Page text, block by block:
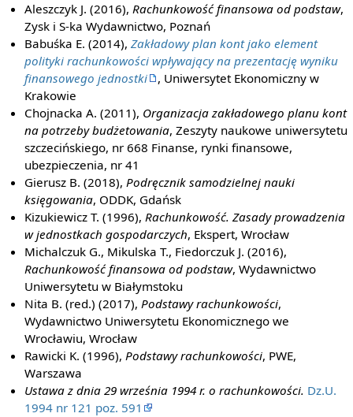
Aleszczyk J. (2016),Rachunkowość finansowa od podstaw,
Zysk i S-ka Wydawnictwo, Poznań
Babuśka E. (2014),Zakładowy plan kont jako element
polityki rachunkowości wpływający na prezentację wyniku
finansowego jednostki
, Uniwersytet Ekonomiczny w
Krakowie
Chojnacka A. (2011), Organizacja zakładowego planu kont
na potrzeby budżetowania, Zeszyty naukowe uniwersytetu
szczecińskiego, nr 668 Finanse, rynki finansowe,
ubezpieczenia, nr 41
Gierusz B. (2018),Podręcznik samodzielnej nauki
księgowania, ODDK, Gdańsk
Kizukiewicz T. (1996),Rachunkowość. Zasady prowadzenia
w jednostkach gospodarczych, Ekspert, Wrocław
Michalczuk G., Mikulska T., Fiedorczuk J. (2016),
Rachunkowość finansowa od podstaw, Wydawnictwo
Uniwersytetu w Białymstoku
Nita B. (red.) (2017),Podstawy rachunkowości,
Wydawnictwo Uniwersytetu Ekonomicznego we
Wrocławiu, Wrocław
Rawicki K. (1996),Podstawy rachunkowości, PWE,
Warszawa
Ustawa z dnia 29 września 1994 r. o rachunkowości. Dz.U.
1994 nr 121 poz. 591